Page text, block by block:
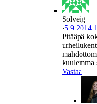
Solveig
·5.9.2014
Pitääpä
kuulemma
Vastaa